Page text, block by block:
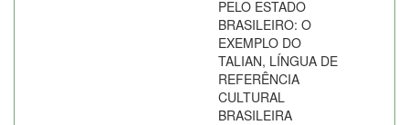
PELO ESTADO
BRASILEIRO: O
EXEMPLO DO
TALIAN, LÍNGUA DE
REFERÊNCIA
CULTURAL
BRASILEIRA